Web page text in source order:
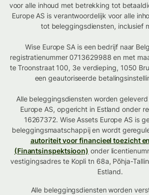
voor alle inhoud met betrekking tot
Europe AS is verantwoordelijk voor alle
tot beleggingsdiensten, inclusief
Wise Europe SA is een bedrijf naar
registratienummer 0713629988 en met
te Troonstraat 100, 3e verdieping, 1050
een geautoriseerde
Alle beleggingsdiensten worden
Europe AS, opgericht in Estland onder
16267372. Wise Assets Europe AS is
beleggingsmaatschappij en wordt
autoriteit voor financieel toezicht
(Finantsinspektsioon) onder
vestigingsadres te Kopli tn 68a, Põhja-
Estland.
Alle beleggingsdiensten worden